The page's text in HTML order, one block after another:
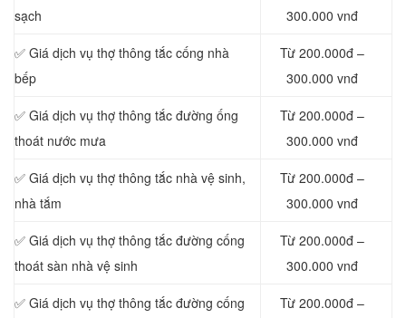
sạch
300.000 vnđ
✅ Giá dịch vụ thợ thông tắc cống nhà
bếp
Từ 200.000đ –
300.000 vnđ
✅ Giá dịch vụ thợ thông tắc đường ống
thoát nước mưa
Từ 200.000đ –
300.000 vnđ
✅ Giá dịch vụ thợ thông tắc nhà vệ sinh,
nhà tắm
Từ 200.000đ –
300.000 vnđ
✅ Giá dịch vụ thợ thông tắc đường cống
thoát sàn nhà vệ sinh
Từ 200.000đ –
300.000 vnđ
✅ Giá dịch vụ thợ thông tắc đường cống
Từ 200.000đ –